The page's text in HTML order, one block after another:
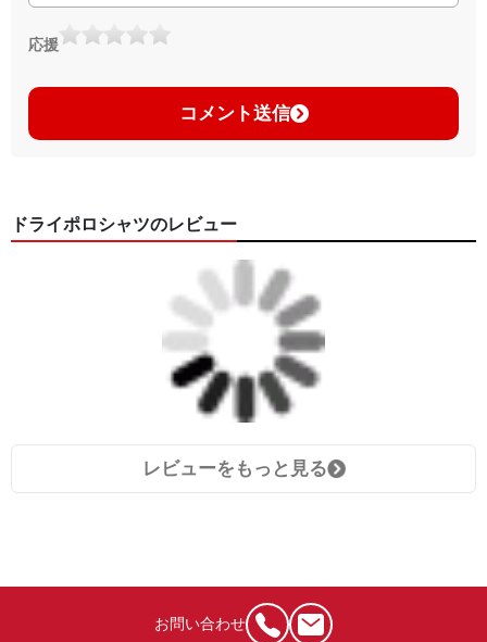
応援
コメント送信
ドライポロシャツのレビュー
レビューをもっと見る
お問い合わせ